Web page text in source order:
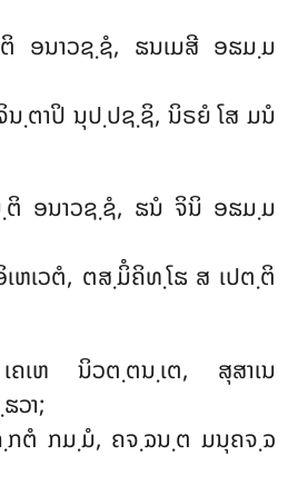
ອນາວຊ຺ຊໍ, ຘນເມສີ ອຘມ຺ມ
ຕາປິ ນຸປ຺ປຊ຺ຊິ, ນິຣຍໍ ໂສ ມນໍ
ຕິ ອນາວຊ຺ຊໍ, ຘນໍ ຈິນິ ອຘມ຺ມ
ຫເວຕໍ, ຕສ຺ມິໍຄິທ຺ໂຘ ສ ເປຕ຺ຕິ
ເຄເຫ ນິວຕ຺ຕນ຺ເຕ, ສຸສາເນ
າ;
ຕໍ ກມ຺ມໍ, ຄຈ຺ຉນ຺ຕ ມນຸຄຈ຺ຉ